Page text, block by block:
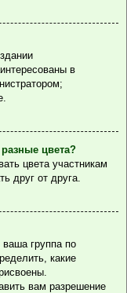
в
цвета?
цвета участникам
друг от друга.
группа по
какие
вам разрешение